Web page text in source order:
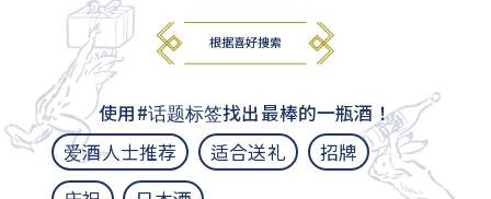
根据喜好搜索
使用#话题标签找出最棒的一瓶酒！
爱酒人士推荐
适合送礼
招牌